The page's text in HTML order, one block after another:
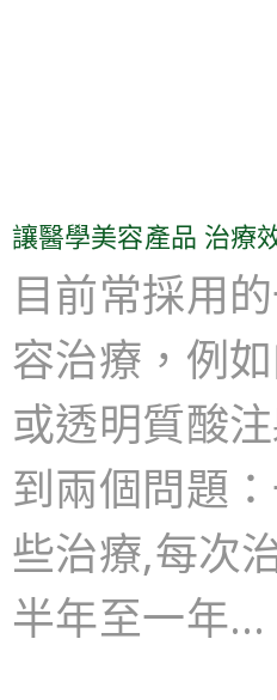
讓醫學美容產品 治療
目前常採用
容治療，例
或透明質酸
到兩個問題
些治療,每次
半年至一年…